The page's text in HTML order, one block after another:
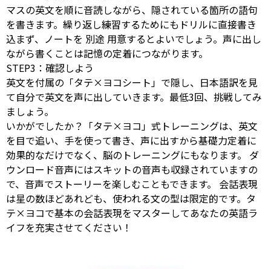
マスの英文を順に音読しながら、隠されている箇所の語句
を書きます。繰り返し練習するためにもドリルに直接書き
込まず、ノートを 別途 用意するとよいでしょう。声に出し
ながら書くことは記憶の定着につながります。
STEP3：確認しよう
英文を付属の「タテ×ヨコシート」で隠し、日本語訳を見
て自分で英文を声に出していきます。最低3回、挑戦してみ
ましょう。
いかがでしたか？「タテ×ヨコ」式トレーニングは、英文
を目で追い、手を使って書き、声に出すから基礎力定着に
効果的なだけでなく、脳のトレーニングにもなります。 ダ
ウンロード音声にはスキットの音声も収録されていますの
で、音声でストーリーを楽しむこともできます。 会話表現
は星の数ほどあれども、使われる文の型は限定的です。タ
テ×ヨコで基本の会話表現をマスターしてあなたの英語ラ
イフを充実させてください！